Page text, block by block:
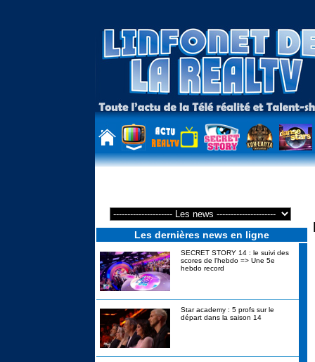
Les dernières news en ligne
SECRET STORY 14 : le suivi des
scores de l'hebdo => Une 5e
hebdo record
Star academy : 5 profs sur le
départ dans la saison 14